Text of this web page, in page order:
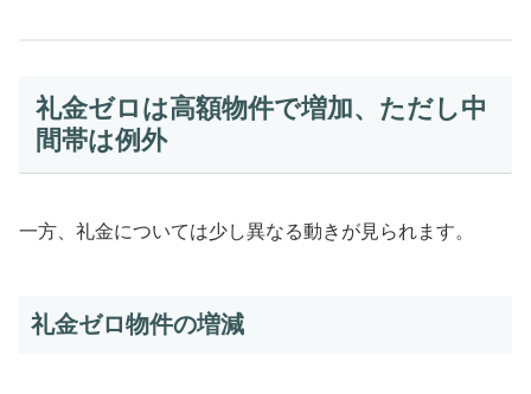
礼金ゼロは高額物件で増加、ただし中
間帯は例外
一方、礼金については少し異なる動きが見られます。
礼金ゼロ物件の増減